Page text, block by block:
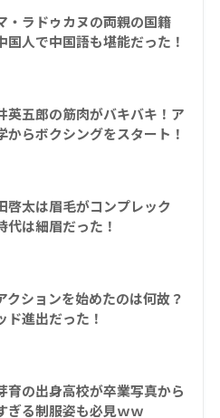
・ラドゥカヌの両親の国籍
国人で中国語も堪能だった！
英五郎の筋肉がバキバキ！ア
からボクシングをスタート！
啓太は眉毛がコンプレック
代は細眉だった！
クションを始めたのは何故？
ド進出だった！
育の出身高校が卒業写真から
ぎる制服姿も必見ｗｗ